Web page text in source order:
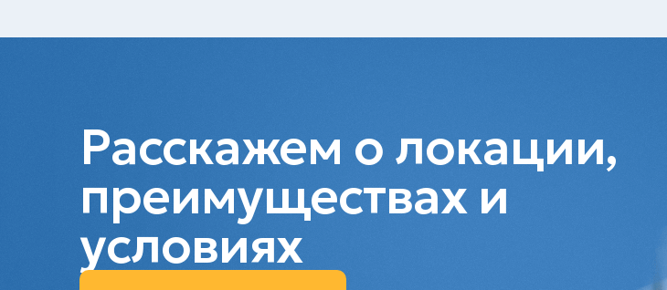
Расскажем о локации,
преимуществах и
условиях